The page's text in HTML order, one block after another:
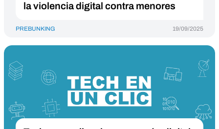
la violencia digital contra menores
PREBUNKING 19/09/2025